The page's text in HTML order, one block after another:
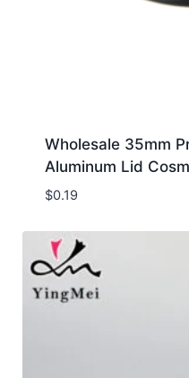
Wholesale 35mm
Aluminum Lid
$0.19